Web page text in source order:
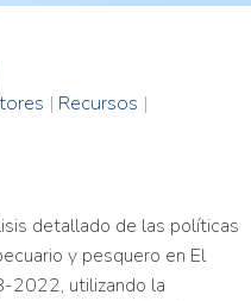
| Recursos |
detallado de las políticas
y pesquero en El
2022, utilizando la